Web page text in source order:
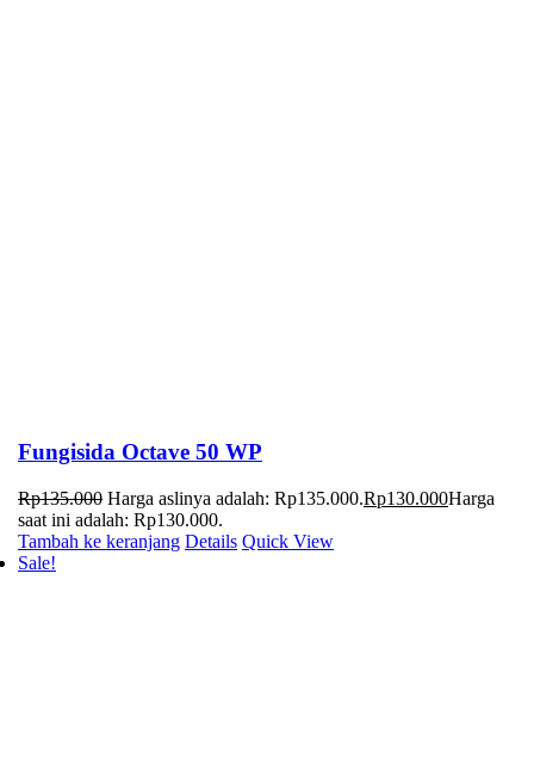
Fungisida Octave 50 WP
Rp135.000 Harga aslinya adalah: Rp135.000.Rp130.000Harga
saat ini adalah: Rp130.000.
Tambah ke keranjang Details Quick View
Sale!